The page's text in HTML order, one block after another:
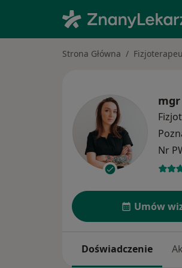
Strona Główna
mgr
Nr
Umów
Doświadczenie